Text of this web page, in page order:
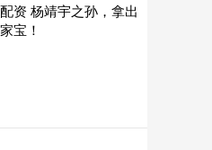
资 杨靖宇之孙，拿出
宝！